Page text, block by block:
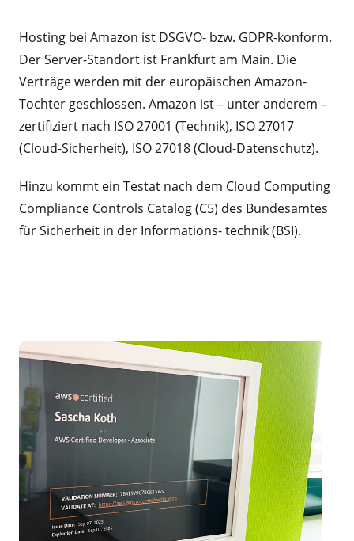
Hosting bei Amazon ist DSGVO- bzw. GDPR-konform.
Der Server-Standort ist Frankfurt am Main. Die
Verträge werden mit der europäischen Amazon-
Tochter geschlossen. Amazon ist – unter anderem –
zertifiziert nach ISO 27001 (Technik), ISO 27017
(Cloud-Sicherheit), ISO 27018 (Cloud-Datenschutz).
Hinzu kommt ein Testat nach dem Cloud Computing
Compliance Controls Catalog (C5) des Bundesamtes
für Sicherheit in der Informations- technik (BSI).